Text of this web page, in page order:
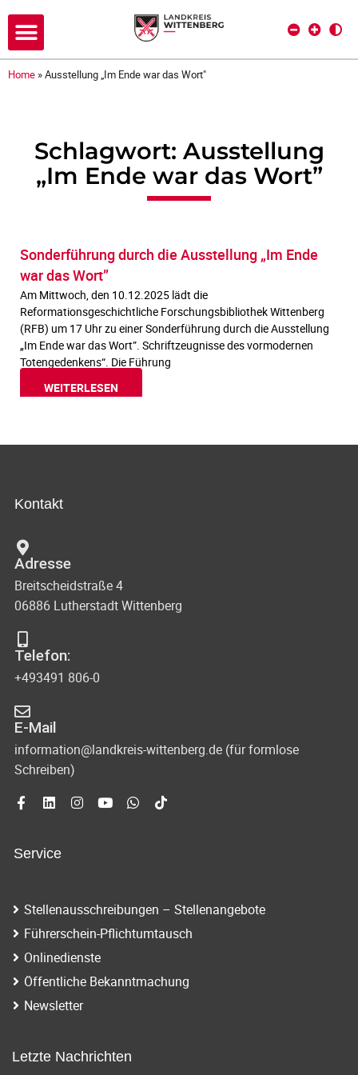
Home »Ausstellung „Im Ende war das Wort"
Schlagwort: Ausstellung
„Im Ende war das Wort”
Sonderführung durch die Ausstellung „Im Ende
war das Wort”
Am Mittwoch, den 10.12.2025 lädt die
Reformationsgeschichtliche Forschungsbibliothek Wittenberg
(RFB) um 17 Uhr zu einer Sonderführung durch die Ausstellung
„Im Ende war das Wort”. Schriftzeugnisse des vormodernen
Totengedenkens“. Die Führung
WEITERLESEN
Kontakt
Adresse
Breitscheidstraße 4
06886 Lutherstadt Wittenberg
Telefon:
+493491 806-0
E-Mail
information@landkreis-wittenberg.de (für formlose
Schreiben)
Service
Stellenausschreibungen – Stellenangebote
Führerschein-Pflichtumtausch
Onlinedienste
Öffentliche Bekanntmachung
Newsletter
Letzte Nachrichten